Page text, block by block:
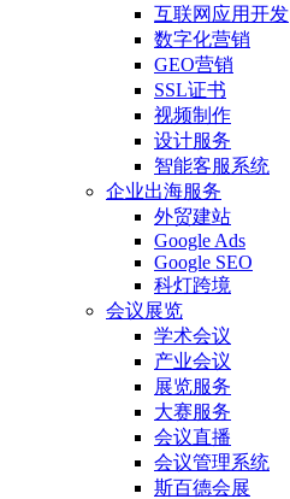
互联网应用开发
数字化营销
GEO营销
SSL证书
视频制作
设计服务
智能客服系统
企业出海服务
外贸建站
Google Ads
Google SEO
科灯跨境
会议展览
学术会议
产业会议
展览服务
大赛服务
会议直播
会议管理系统
斯百德会展